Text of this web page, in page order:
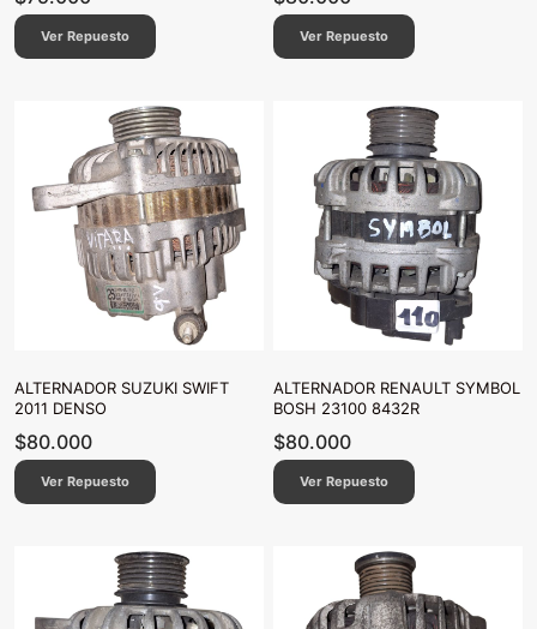
Ver Repuesto Ver Repuesto
ALTERNADOR SUZUKI SWIFT
2011 DENSO
$80.000
Ver Repuesto
ALTERNADOR RENAULT SYMBOL
BOSH 23100 8432R
$80.000
Ver Repuesto